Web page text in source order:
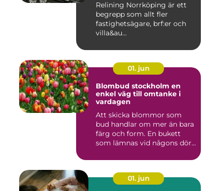
Relining Norrköping är ett
begrepp som allt fler
fastighetsägare, brf:er och
villa&au...
01. jun
Blombud stockholm en
enkel väg till omtanke i
vardagen
Att skicka blommor som
bud handlar om mer än bara
färg och form. En bukett
som lämnas vid någons dör...
01. jun